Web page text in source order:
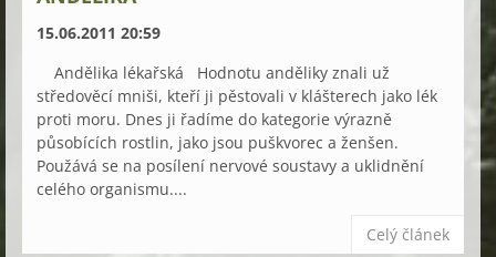
15.06.2011 20:59
Andělika lékařská Hodnotu anděliky znali už
středověcí mniši, kteří ji pěstovali v klášterech jako lék
proti moru. Dnes ji řadíme do kategorie výrazně
působících rostlin, jako jsou puškvorec a ženšen.
Použává se na posílení nervové soustavy a uklidnění
celého organismu....
Celý článek